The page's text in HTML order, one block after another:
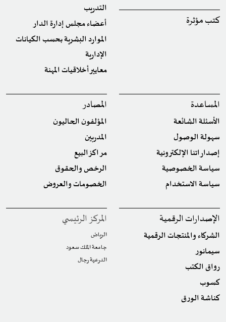
كتب مؤثرة
التدريب
أعضاء مجلس إدارة الدار
الموارد البشرية بحسب الكيانات
الإدارية
معايير أخلاقيات المهنة
المساعدة
الأسئلة الشائعة
سهولة الوصول
إصداراتنا الإلكترونية
سياسة الخصوصية
سياسة الاستخدام
المصادر
المؤلفون الحاليون
المدربين
مراكز البيع
الرخص والحقوق
الخصومات والعروض
الإصدارات الرقمية
الشركاء والمنتجات الرقمية
سيمانور
رواق الكتب
كسوب
كناشة الورق
المركز الرئيسي
الرياض
جامعة الملك سعود
الدرعية رجال